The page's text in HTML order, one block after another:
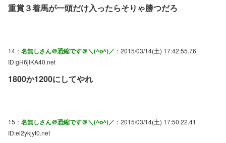
重賞３着馬が一頭だけ入ったらそりゃ勝つだろ
14： 名無しさん＠恐縮です＠＼(^o^)／ ：2015/03/14(土) 17:42:55.76
ID:gH6jlKA40.net
1800か1200にしてやれ
15： 名無しさん＠恐縮です＠＼(^o^)／ ：2015/03/14(土) 17:50:22.41
ID:ei2ykjyt0.net